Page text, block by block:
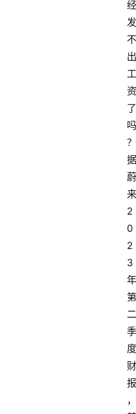
经
发
不
出
工
资
了
吗
？
据
蔚
来
2
0
2
3
年
第
二
季
度
财
报
，